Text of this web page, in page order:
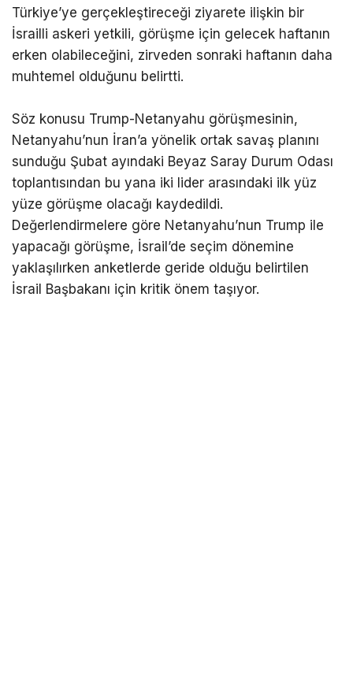
Türkiye’ye gerçekleştireceği ziyarete ilişkin bir
İsrailli askeri yetkili, görüşme için gelecek haftanın
erken olabileceğini, zirveden sonraki haftanın daha
muhtemel olduğunu belirtti.
Söz konusu Trump-Netanyahu görüşmesinin,
Netanyahu’nun İran’a yönelik ortak savaş planını
sunduğu Şubat ayındaki Beyaz Saray Durum Odası
toplantısından bu yana iki lider arasındaki ilk yüz
yüze görüşme olacağı kaydedildi.
Değerlendirmelere göre Netanyahu’nun Trump ile
yapacağı görüşme, İsrail’de seçim dönemine
yaklaşılırken anketlerde geride olduğu belirtilen
İsrail Başbakanı için kritik önem taşıyor.